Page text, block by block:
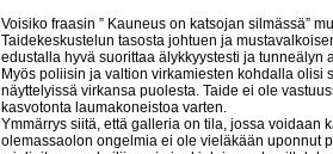
Voisiko fraasin ” Kauneus on katsojan silmässä”
Taidekeskustelun tasosta johtuen ja
edustalla hyvä suorittaa älykkyystesti ja tunneälyn
Myös poliisin ja valtion virkamiesten kohdalla olisi
näyttelyissä virkansa puolesta. Taide ei ole
kasvotonta laumakoneistoa varten.
Ymmärrys siitä, että galleria on tila, jossa voidaan
olemassaolon ongelmia ei ole vieläkään uponnut